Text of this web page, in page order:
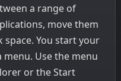
a range of
move them
You start your
Use the menu
or the Start